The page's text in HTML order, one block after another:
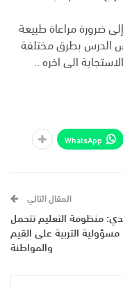
ضرورة مراعاة طبيعة
الدرس بطرق مختلفة
الى اخره ..
WhatsApp
المقال التالي
منظومة التعليم تتحمل
مسؤولية التربية على القيم
والمواطنة